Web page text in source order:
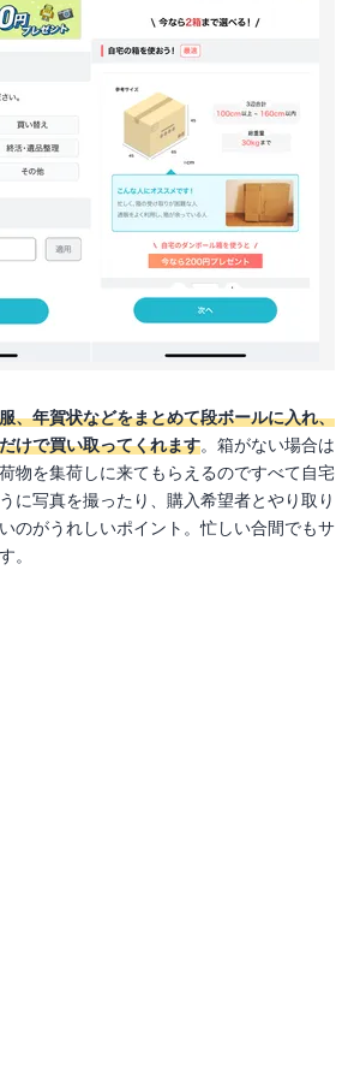
、年賀状などをまとめて段ボールに入れ、
けで買い取ってくれます。箱がない場合は
物を集荷しに来てもらえるのですべて自宅
に写真を撮ったり、購入希望者とやり取り
のがうれしいポイント。忙しい合間でもサ
。